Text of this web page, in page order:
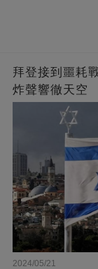
拜登接到噩耗
炸聲響徹天空
2024/05/21